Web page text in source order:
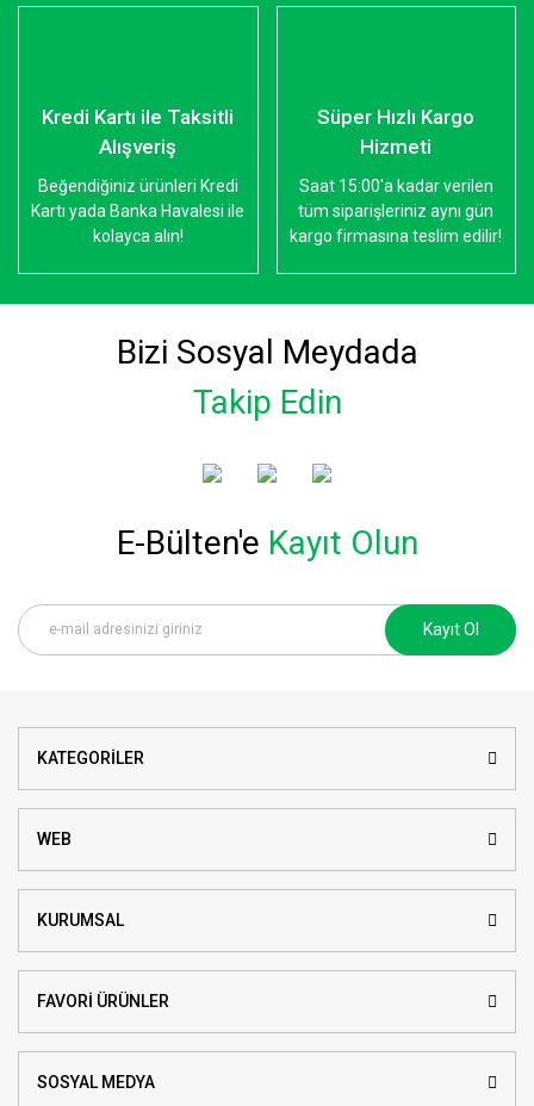
Kredi Kartı ile Taksitli
Alışveriş
Beğendiğiniz ürünleri Kredi
Kartı yada Banka Havalesi ile
kolayca alın!
Süper Hızlı Kargo
Hizmeti
Saat 15:00'a kadar verilen
tüm siparişleriniz aynı gün
kargo firmasına teslim edilir!
Bizi Sosyal Meydada
Takip Edin
E-Bülten'e Kayıt Olun
Kayıt Ol
KATEGORİLER
WEB
KURUMSAL
FAVORİ ÜRÜNLER
SOSYAL MEDYA